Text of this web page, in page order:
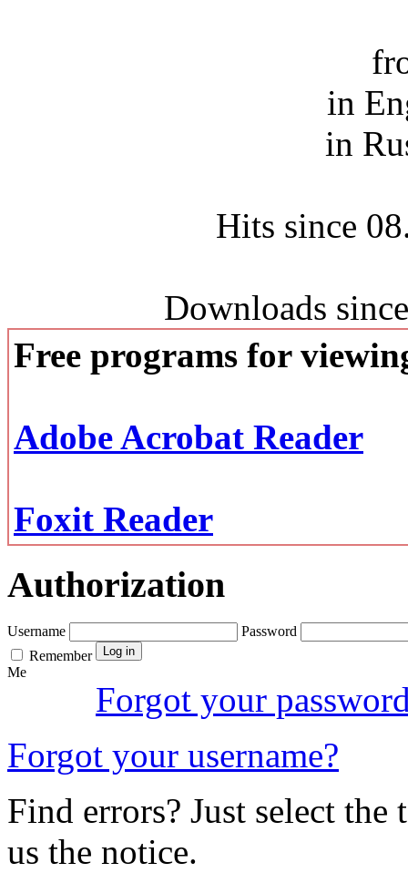
in
in
Hits since
Downloads
Free programs for
Adobe Acrobat Reader
Foxit Reader
Authorization
Username
Password
Remember
Me
Forgot your
Forgot your username?
Find errors? Just select
us the notice.